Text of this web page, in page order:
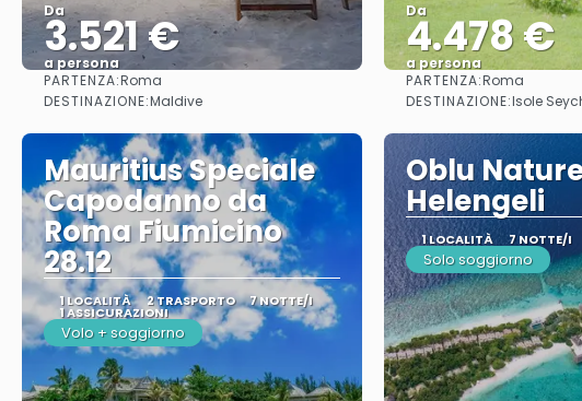
Da
3.521 €
a persona
Vedere
PARTENZA:Roma
DESTINAZIONE:Maldive
Da
4.478 €
a persona
Vedere
PARTENZA:Roma
DESTINAZIONE:Isole
Mauritius Speciale
Capodanno da
Roma Fiumicino
28.12
1 LOCALITÀ 2 TRASPORTO 7 NOTTE/I
1 ASSICURAZIONI
Volo + soggiorno
Oblu
Helengeli
1 LOCALITÀ 7 NOTTE/I
Solo soggiorno